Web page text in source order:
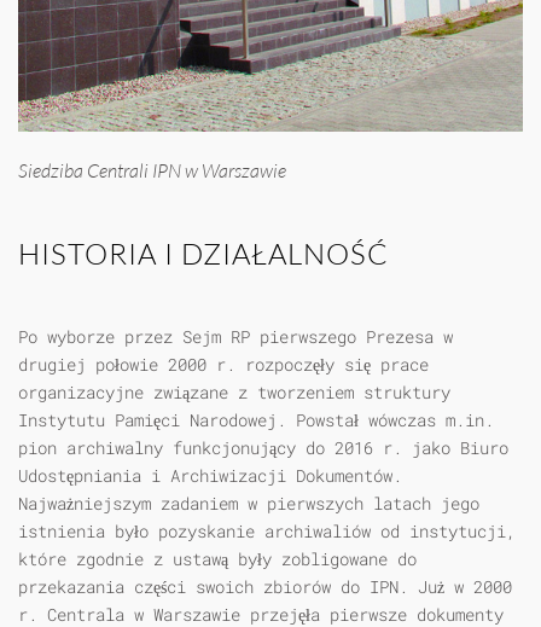
Siedziba Centrali IPN w Warszawie
HISTORIA I DZIAŁALNOŚĆ
Po wyborze przez Sejm RP pierwszego Prezesa w
drugiej połowie 2000 r. rozpoczęły się prace
organizacyjne związane z tworzeniem struktury
Instytutu Pamięci Narodowej. Powstał wówczas m.in.
pion archiwalny funkcjonujący do 2016 r. jako Biuro
Udostępniania i Archiwizacji Dokumentów.
Najważniejszym zadaniem w pierwszych latach jego
istnienia było pozyskanie archiwaliów od instytucji,
które zgodnie z ustawą były zobligowane do
przekazania części swoich zbiorów do IPN. Już w 2000
r. Centrala w Warszawie przejęła pierwsze dokumenty